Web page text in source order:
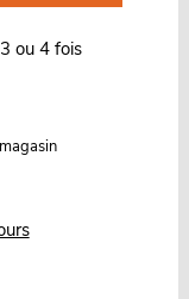
ou 4 fois